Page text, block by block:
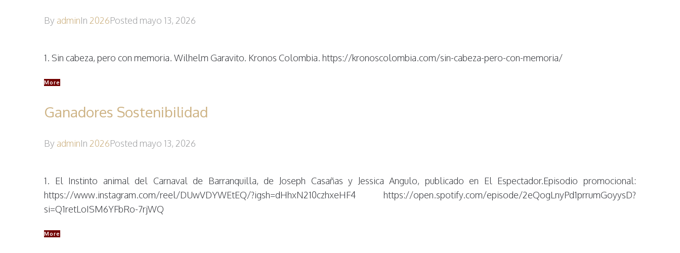
By adminIn 2026Posted mayo 13, 2026
1. Sin cabeza, pero con memoria. Wilhelm Garavito. Kronos Colombia. https://kronoscolombia.com/sin-cabeza-pero-con-memoria/
More
Ganadores Sostenibilidad
By adminIn 2026Posted mayo 13, 2026
1. El Instinto animal del Carnaval de Barranquilla, de Joseph Casañas y Jessica Angulo, publicado en El Espectador.Episodio promocional:
https://www.instagram.com/reel/DUwVDYWEtEQ/?igsh=dHhxN210czhxeHF4 https://open.spotify.com/episode/2eQogLnyPd1prrumGoyysD?
si=Q1retLoISM6YFbRo-7rjWQ
More